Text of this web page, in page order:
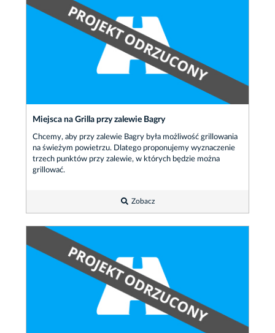
Miejsca na Grilla przy zalewie Bagry
Chcemy, aby przy zalewie Bagry była możliwość grillowania
na świeżym powietrzu. Dlatego proponujemy wyznaczenie
trzech punktów przy zalewie, w których będzie można
grillować.
Zobacz